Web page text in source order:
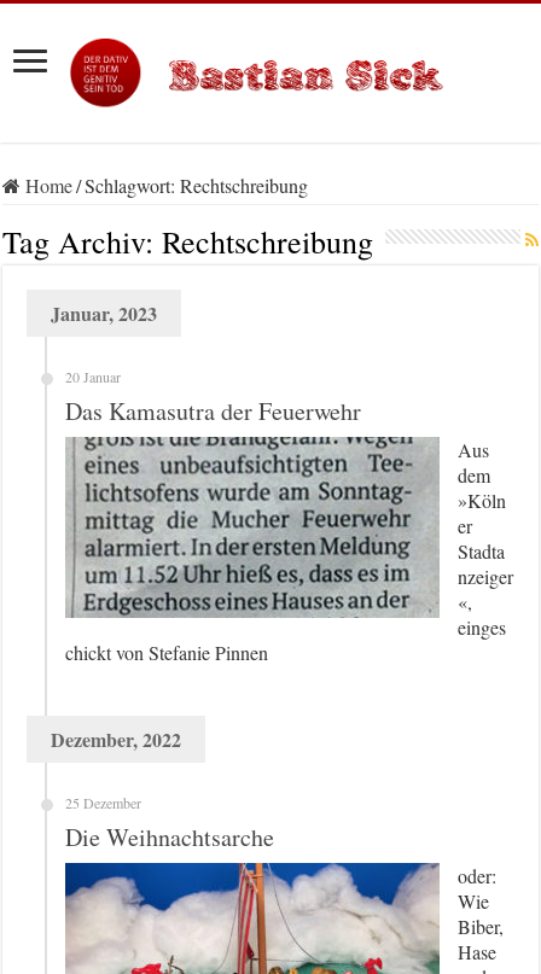
Home/Schlagwort:Rechtschreibung
Tag Archiv:Rechtschreibung
Januar, 2023
20 Januar
Das Kamasutra der Feuerwehr
Aus
dem
»Köln
er
Stadta
nzeiger
«,
einges
chickt von Stefanie Pinnen
Dezember, 2022
25 Dezember
Die Weihnachtsarche
oder:
Wie
Biber,
Hase